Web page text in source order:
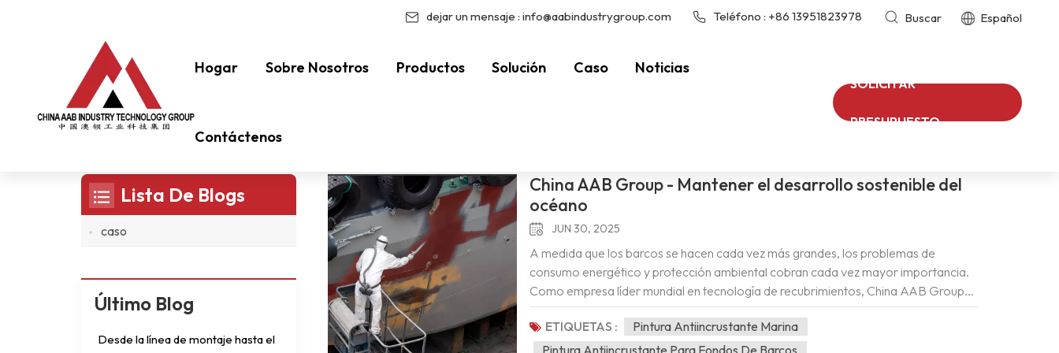
dejar un mensaje : info@aabindustrygroup.com Teléfono : +86 13951823978 Buscar Español
Hogar Sobre Nosotros Productos Solución Caso Noticias
Contáctenos
SOLICITAR
PRESUPUESTO
Pintura Antiincrustante De Eficiencia Energética Pintura Antiincrustante De Eficiencia Energética
China AAB Group - Mantener el desarrollo sostenible del
océano
JUN 30, 2025
A medida que los barcos se hacen cada vez más grandes, los problemas de
consumo energético y protección ambiental cobran cada vez mayor importancia.
Como empresa líder mundial en tecnología de recubrimientos, China AAB Group...
productos antiincrustantes marinos Puede reestructurar la estructura de la
superficie de la película de recubrimiento después de la inmersión en agua para
formar una superficie antiadherente muy efectiva con casi ninguna resistencia a la
ETIQUETAS :
Pintura Antiincrustante Marina
Pintura Antiincrustante Para Fondos De Barcos
Lista De Blogs
caso
Último Blog
Desde la línea de montaje hasta el